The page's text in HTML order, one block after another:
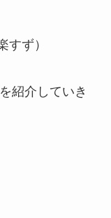
すず）
紹介していき